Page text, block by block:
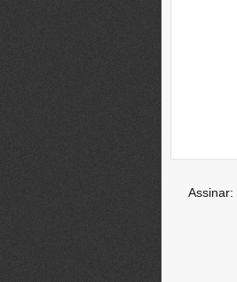
Assinar: